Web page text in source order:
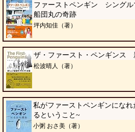
ファーストペンギン シングル
船団丸の奇跡
坪内知佳（著）
ザ・ファースト・ペンギンス
松波晴人（著）
私がファーストペンギンになれ
るということ~
小粥 おさ美（著）